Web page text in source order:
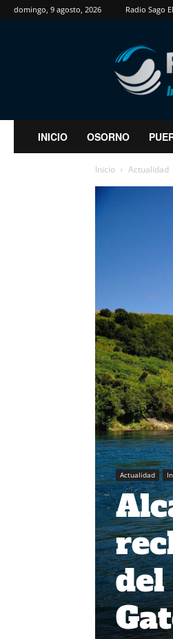
domingo, 9 agosto, 2026 Radio Sago
RadioSago
INICIO OSORNO
Inicio Actualidad
Actualidad
del